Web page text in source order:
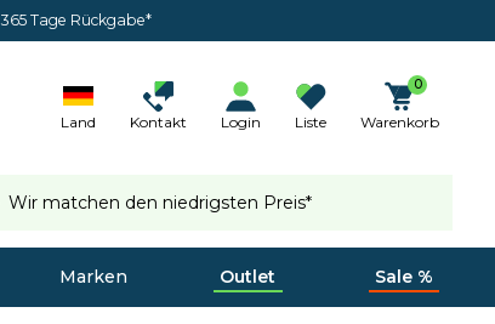
365 Tage Rückgabe*
Land Kontakt Login Liste
0
Warenkorb
Wir matchen den niedrigsten Preis*
Marken Outlet Sale %